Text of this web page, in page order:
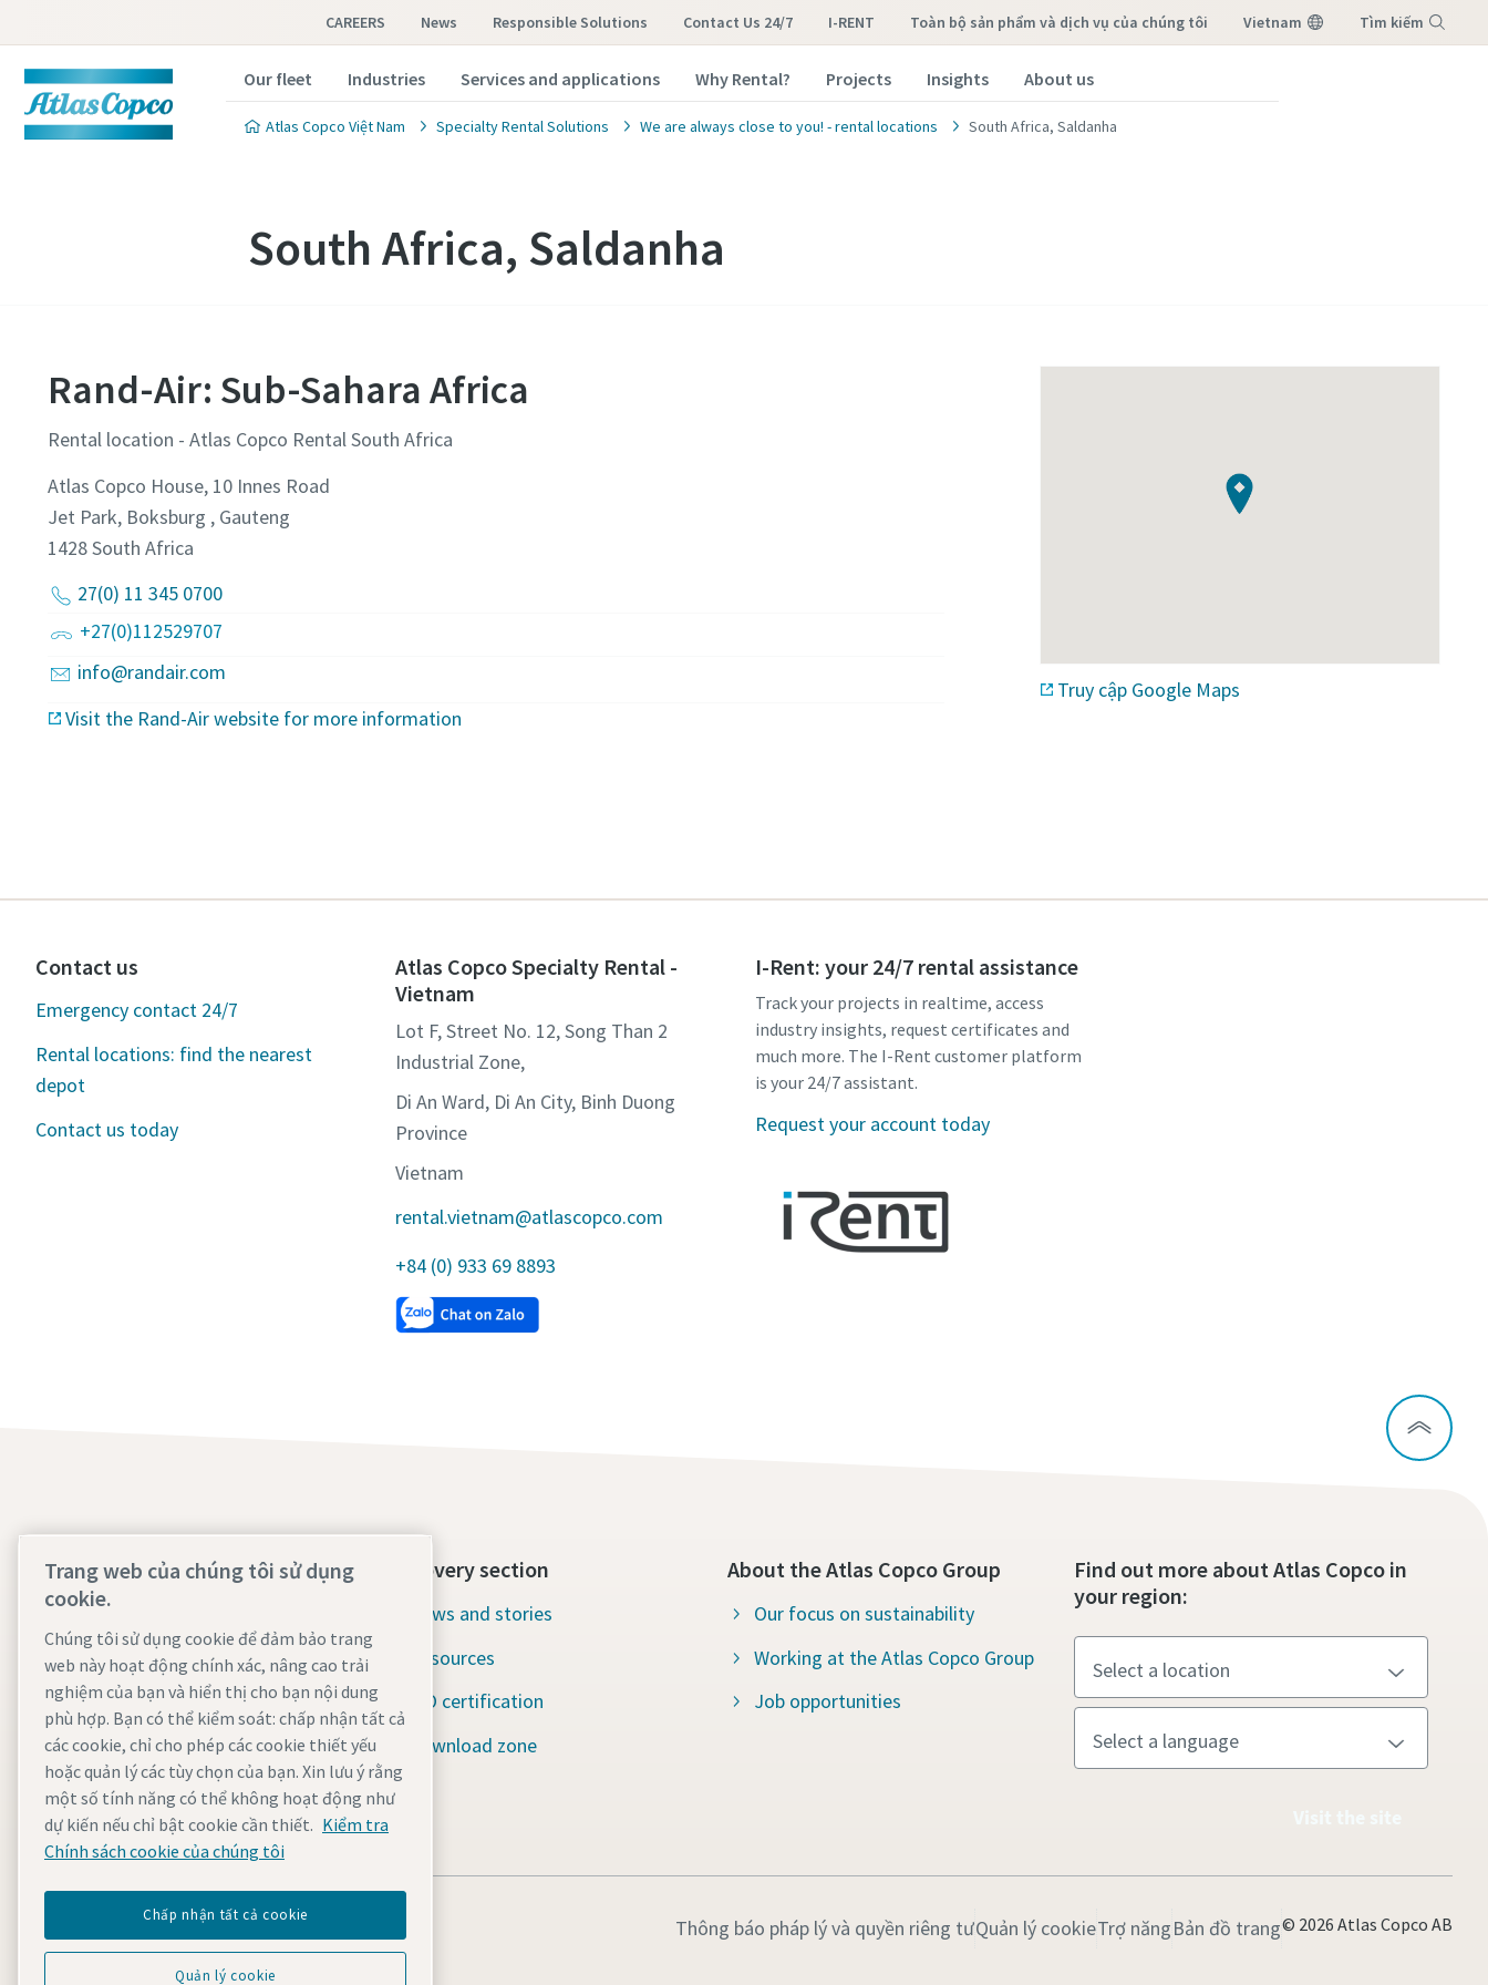
CAREERS News Responsible Solutions Contact Us 24/7 I-RENT toàn bộ sản phẩm và dịch vụ của chúng tôi Vietnam Tìm kiếm
Our fleet Industries Services and applications Why Rental? Projects Insights About us
Atlas Copco Việt Nam Specialty Rental Solutions We are always close to you! - rental locations South Africa, Saldanha
South Africa, Saldanha
Rand-Air: Sub-Sahara Africa
Rental location - Atlas Copco Rental South Africa
Atlas Copco House, 10 Innes Road
Jet Park, Boksburg , Gauteng
1428South Africa
27(0) 11 345 0700
+27(0)112529707
info@randair.com
Visit the Rand-Air website for more information
Truy cập Google Maps
Contact us
Emergency contact 24/7
Rental locations: find the nearest
depot
Contact us today
Atlas Copco Specialty Rental -
Vietnam
Lot F, Street No. 12, Song Than 2
Industrial Zone,
Di An Ward, Di An City, Binh Duong
Province
Vietnam
rental.vietnam@atlascopco.com
+84 (0) 933 69 8893
I-Rent: your 24/7 rental assistance
Track your projects in realtime, access
industry insights, request certificates and
much more. The I-Rent customer platform
is your 24/7 assistant.
Request your account today
Contact us today
24/7 Emergency support
Our services
Fleet
Industries
Why rental?
Discovery section
News and stories
Resources
ISO certification
Download zone
About the Atlas Copco Group
Our focus on sustainability
Working at the Atlas Copco Group
Job opportunities
Find out more about Atlas Copco in
your region:
Thông báo pháp lý và quyền riêng tưQuản lý cookieTrợ năngBản đồ trang© 2026 Atlas Copco AB
Trang web của chúng tôi sử dụng
cookie.
Chúng tôi sử dụng cookie để đảm bảo trang
web này hoạt động chính xác, nâng cao trải
nghiệm của bạn và hiển thị cho bạn nội dung
phù hợp. Bạn có thể kiểm soát: chấp nhận tất cả
các cookie, chỉ cho phép các cookie thiết yếu
hoặc quản lý các tùy chọn của bạn. Xin lưu ý rằng
một số tính năng có thể không hoạt động như
dự kiến nếu chỉ bật cookie cần thiết. Kiểm tra
Chính sách cookie của chúng tôi
Chấp nhận tất cả cookie
Quản lý cookie